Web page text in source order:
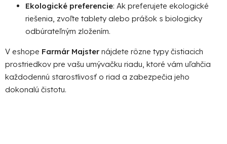
Ekologické preferencie: Ak preferujete ekologické
riešenia, zvoľte tablety alebo prášok s biologicky
odbúrateľným zložením.
V eshope Farmár Majster nájdete rôzne typy čistiacich
prostriedkov pre vašu umývačku riadu, ktoré vám uľahčia
každodennú starostlivosť o riad a zabezpečia jeho
dokonalú čistotu.